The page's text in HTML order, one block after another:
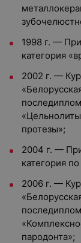
1998 г. —
категория
2002 г. —
протезы»;
2004 г. —
категория
2006 г. —
пародонта»;